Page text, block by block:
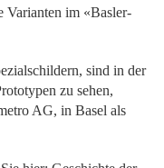
Varianten im «Basler-
sind in der
zu sehen,
AG, in Basel als